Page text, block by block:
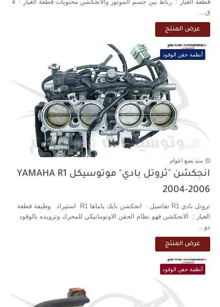
قطعة الغيار : رباط بين جسم الموتور والانجكشن محتويات قطعة الغيار : 4
ق...
عرض المنتج
أنظمة حقن الوقود
منذ بضع اعوام
انجكشن "ثروتل بادي" موتوسيكل YAMAHA R1
2004-2006
ثروتل بادي R1 تفاصيل : انجكشن بايك ياماها R1 استيراد وظيفة قطعة
الغيار : الانجكشن فهو نظام الحقن الاوتوماتيكي للمحرك وتزويده بالوقود
دو...
عرض المنتج
أنظمة حقن الوقود